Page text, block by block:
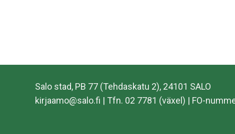
Salo stad, PB 77 (Tehdaskatu 2), 24101 SALO
kirjaamo​@​salo.​fi​ | Tfn. 02 7781 (växel) | FO-